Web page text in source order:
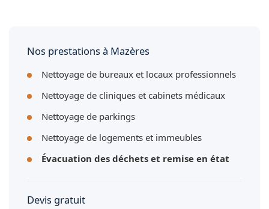
Nos prestations à Mazères
Nettoyage de bureaux et locaux professionnels
Nettoyage de cliniques et cabinets médicaux
Nettoyage de parkings
Nettoyage de logements et immeubles
Évacuation des déchets et remise en état
Devis gratuit